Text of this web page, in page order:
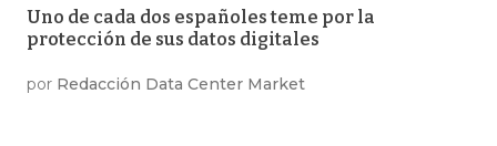
Uno de cada dos españoles teme por la
protección de sus datos digitales
por Redacción Data Center Market